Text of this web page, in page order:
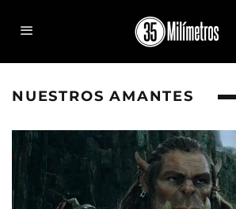
NUESTROS AMANTES